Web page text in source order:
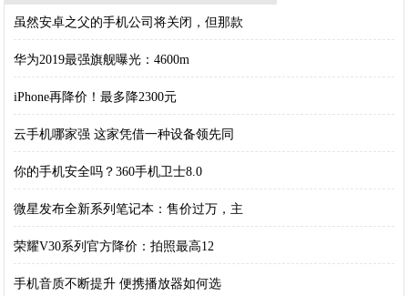
虽然安卓之父的手机公司将关闭，但那款
华为2019最强旗舰曝光：4600m
iPhone再降价！最多降2300元
云手机哪家强 这家凭借一种设备领先同
你的手机安全吗？360手机卫士8.0
微星发布全新系列笔记本：售价过万，主
荣耀V30系列官方降价：拍照最高12
手机音质不断提升 便携播放器如何选